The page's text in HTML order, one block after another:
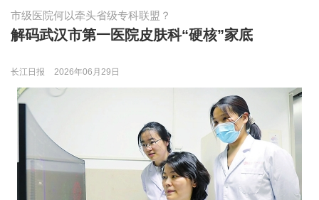
市级医院何以牵头省级专科联盟？
解码武汉市第一医院皮肤科“硬核”家底
长江日报 2026年06月29日